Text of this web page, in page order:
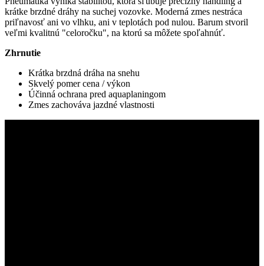
krátke brzdné dráhy na suchej vozovke. Moderná zmes nestráca
priľnavosť ani vo vlhku, ani v teplotách pod nulou. Barum stvoril
veľmi kvalitnú "celoročku", na ktorú sa môžete spoľahnúť.
Zhrnutie
Krátka brzdná dráha na snehu
Skvelý pomer cena / výkon
Účinná ochrana pred aquaplaningom
Zmes zachováva jazdné vlastnosti